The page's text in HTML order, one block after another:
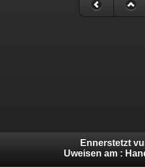
Ennerstetzt
Uweisen am :